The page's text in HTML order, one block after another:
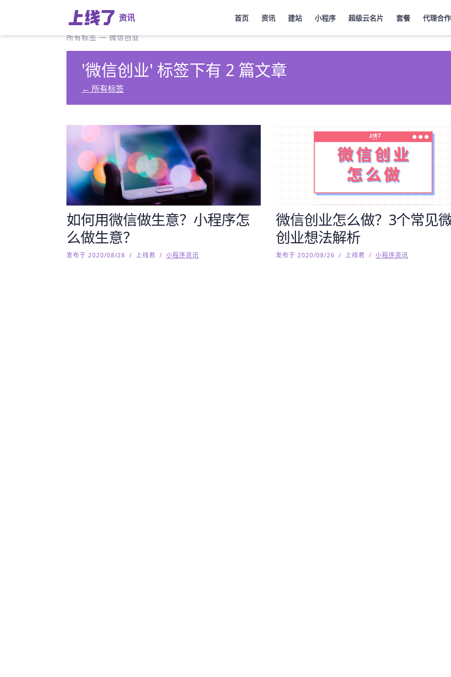
资讯 首页 资讯 建站 小程序 超级云名片 套餐 代理合作
所有标签—微信创业
'微信创业' 标签下有 2 篇文章
← 所有标签
如何用微信做生意？小程序怎
么做生意？
发布于 2020/08/28 / 上线君 / 小程序资讯
微信创业怎么做？3个常见
创业想法解析
发布于 2020/08/26 /上线君 /小程序资讯